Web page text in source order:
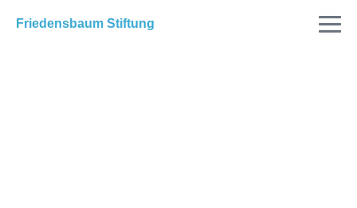
Friedensbaum Stiftung